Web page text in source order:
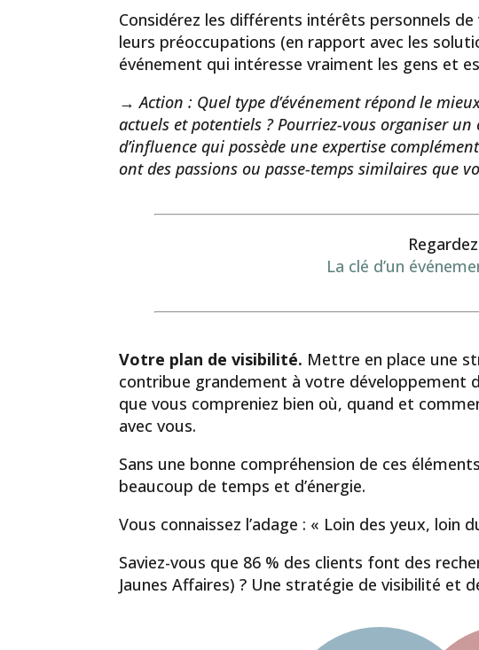
Considérez les différents intérêts personnels
leurs préoccupations (en rapport avec les
événement qui intéresse vraiment les gens et
→ Action : Quel type d’événement répond le
actuels et potentiels ? Pourriez-vous organiser
d’influence qui possède une expertise
ont des passions ou passe-temps similaires que
La clé d’un
Votre plan de visibilité. Mettre en place une
contribue grandement à votre développement
que vous compreniez bien où, quand et
avec vous.
Sans une bonne compréhension de ces
beaucoup de temps et d’énergie.
Vous connaissez l’adage : « Loin des yeux, loin
Saviez-vous que 86 % des clients font des
Jaunes Affaires) ? Une stratégie de visibilité et